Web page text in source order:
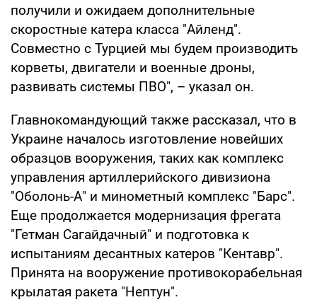
получили и ожидаем дополнительные
скоростные катера класса "Айленд".
Совместно с Турцией мы будем производить
корветы, двигатели и военные дроны,
развивать системы ПВО", – указал он.
Главнокомандующий также рассказал, что в
Украине началось изготовление новейших
образцов вооружения, таких как комплекс
управления артиллерийского дивизиона
"Оболонь-А" и минометный комплекс "Барс".
Еще продолжается модернизация фрегата
"Гетман Сагайдачный" и подготовка к
испытаниям десантных катеров "Кентавр".
Принята на вооружение противокорабельная
крылатая ракета "Нептун".